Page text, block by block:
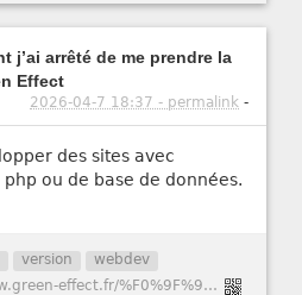
j’ai arrêté de me prendre la
Effect
2026-04-7 18:37 - permalink -
des sites avec
ou de base de données.
version webdev
https://www.green-effect.fr/%F0%9F%90%B3-lampbox-comment-j%E2%80%99ai-arr%C3%AAt%C3%A9-de-me-prendre-la-t%C3%AAte-avec-lamp